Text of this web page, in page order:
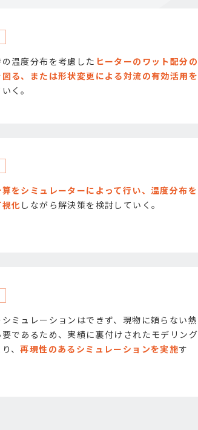
温度分布を考慮した ヒーターのワット配分の
る、または形状変更による対流の有効活用を
く。
をシミュレーターによって行い、温度分布を
化しながら解決策を検討していく。
ミュレーションはできず、現物に頼らない熱
であるため、実績に裏付けされたモデリング
、再現性のあるシミュレーションを実施す